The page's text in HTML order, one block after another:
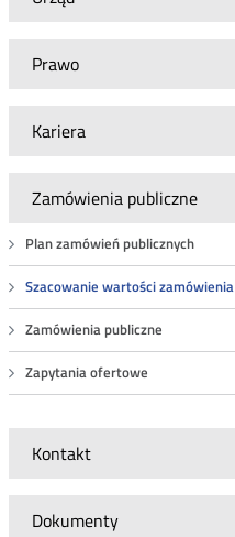
Prawo
Kariera
Zamówienia publiczne
Plan zamówień publicznych
Szacowanie wartości zamówienia
Zamówienia publiczne
Zapytania ofertowe
Kontakt
Dokumenty